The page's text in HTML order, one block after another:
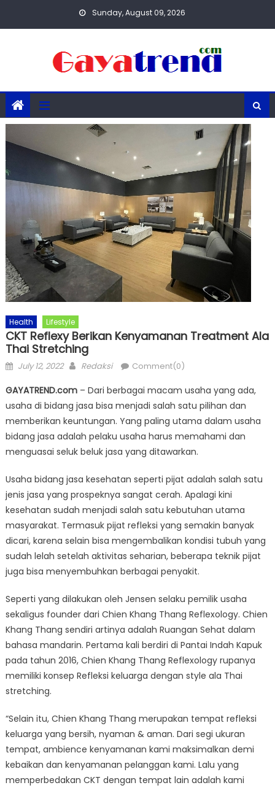
Sunday, August 09, 2026
Health Lifestyle
CKT Reflexy Berikan Kenyamanan Treatment Ala
Thai Stretching
Posted
July 12, 2022 Author
Redaksi Comment(0)
GAYATREND.com– Dari berbagai macam usaha yang ada,
usaha di bidang jasa bisa menjadi salah satu pilihan dan
memberikan keuntungan. Yang paling utama dalam usaha
bidang jasa adalah pelaku usaha harus memahami dan
menguasai seluk beluk jasa yang ditawarkan.
Usaha bidang jasa kesehatan seperti pijat adalah salah satu
jenis jasa yang prospeknya sangat cerah. Apalagi kini
kesehatan sudah menjadi salah satu kebutuhan utama
masyarakat. Termasuk pijat refleksi yang semakin banyak
dicari, karena selain bisa mengembalikan kondisi tubuh yang
sudah lelah setelah aktivitas seharian, beberapa teknik pijat
juga bisa menyembuhkan berbagai penyakit.
Seperti yang dilakukan oleh Jensen selaku pemilik usaha
sekaligus founder dari Chien Khang Thang Reflexology. Chien
Khang Thang sendiri artinya adalah Ruangan Sehat dalam
bahasa mandarin. Pertama kali berdiri di Pantai Indah Kapuk
pada tahun 2016, Chien Khang Thang Reflexology rupanya
memiliki konsep Refleksi keluarga dengan style ala Thai
stretching.
“Selain itu, Chien Khang Thang merupakan tempat refleksi
keluarga yang bersih, nyaman & aman. Dari segi ukuran
tempat, ambience kenyamanan kami maksimalkan demi
kebaikan dan kenyamanan pelanggan kami. Lalu yang
memperbedakan CKT dengan tempat lain adalah kami